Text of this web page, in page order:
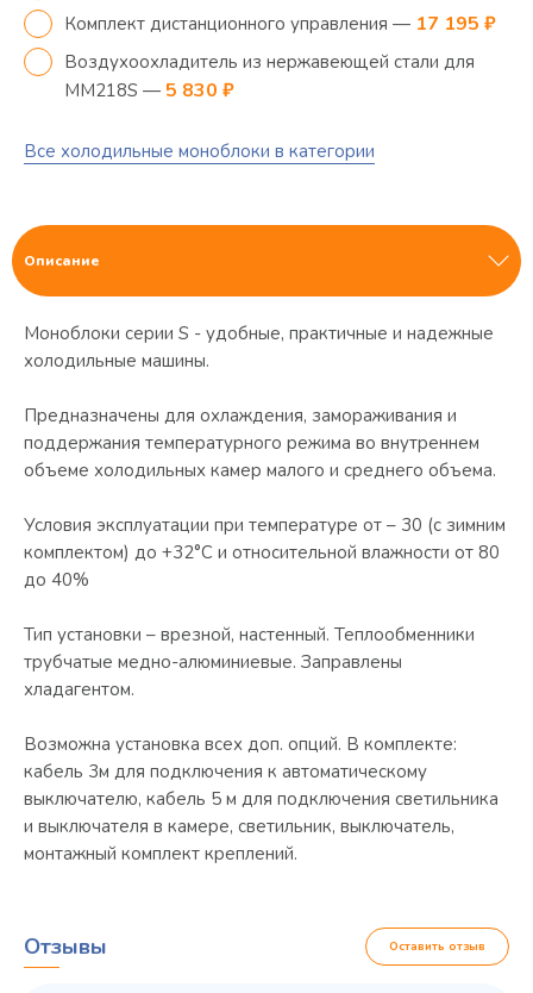
Комплект дистанционного управления — 17 195 ₽
Воздухоохладитель из нержавеющей стали для
MM218S — 5 830 ₽
Все холодильные моноблоки в категории
Описание
Моноблоки серии S - удобные, практичные и надежные
холодильные машины.
Предназначены для охлаждения, замораживания и
поддержания температурного режима во внутреннем
объеме холодильных камер малого и среднего объема.
Условия эксплуатации при температуре от – 30 (с зимним
комплектом) до +32°С и относительной влажности от 80
до 40%
Тип установки – врезной, настенный. Теплообменники
трубчатые медно-алюминиевые. Заправлены
хладагентом.
Возможна установка всех доп. опций. В комплекте:
кабель 3м для подключения к автоматическому
выключателю, кабель 5 м для подключения светильника
и выключателя в камере, светильник, выключатель,
монтажный комплект креплений.
Отзывы Оставить отзыв